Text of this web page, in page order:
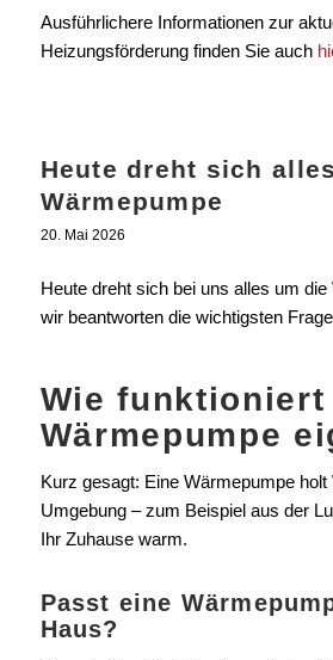
Ausführlichere Informationen zur
Heizungsförderung finden Sie auch
Heute dreht sich
Wärmepumpe
20. Mai 2026
Heute dreht sich bei uns alles um
wir beantworten die wichtigsten
Wie funktioniert
Wärmepumpe
Kurz gesagt: Eine Wärmepumpe
Umgebung – zum Beispiel aus der
Ihr Zuhause warm.
Passt eine
Haus?